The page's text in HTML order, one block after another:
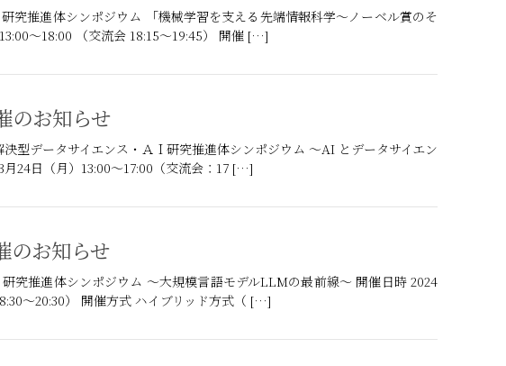
究推進体シンポジウム 「機械学習を支える先端情報科学～ノーベル賞のそ
～18:00 （交流会 18:15～19:45） 開催 […]
のお知らせ
型データサイエンス・ＡＩ研究推進体シンポジウム ～AI とデータサイエン
24日（月）13:00～17:00（交流会：17 […]
のお知らせ
究推進体シンポジウム ～大規模言語モデルLLMの最前線～ 開催日時 2024
～20:30） 開催方式 ハイブリッド方式（ […]